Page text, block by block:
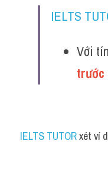
IELTS
Với
trước
IELTS TUTOR xét ví